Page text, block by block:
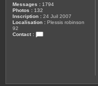
Messages : 1794
Photos : 132
Inscription : 24 Juil 2007
Localisation : Plessis robinson
92
Contact :
e